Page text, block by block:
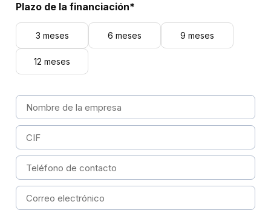
Plazo de la financiación*
3 meses 6 meses 9 meses
12 meses